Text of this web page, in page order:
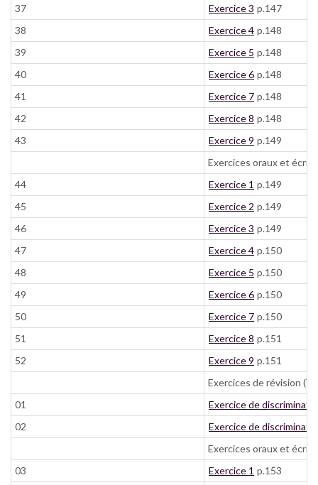
37
Exercice 3 p.147
38
Exercice 4 p.148
39
Exercice 5 p.148
40
Exercice 6 p.148
41
Exercice 7 p.148
42
Exercice 8 p.148
43
Exercice 9 p.149
Exercices oraux et écrits
44
Exercice 1 p.149
45
Exercice 2 p.149
46
Exercice 3 p.149
47
Exercice 4 p.150
48
Exercice 5 p.150
49
Exercice 6 p.150
50
Exercice 7 p.150
51
Exercice 8 p.151
52
Exercice 9 p.151
Exercices de révision
01
Exercice de
02
Exercice de
Exercices oraux et écrits
03
Exercice 1 p.153